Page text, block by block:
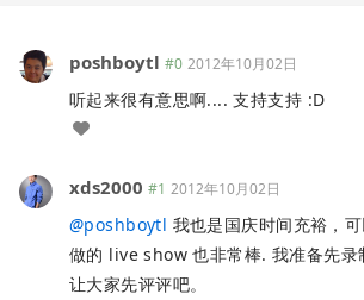
poshboytl #0 2012年10月02日
听起来很有意思啊.... 支持支持 :D
xds2000 #1 2012年10月02日
@poshboytl 我也是国庆时间充裕，
做的 live show 也非常棒. 我准备先
让大家先评评吧。